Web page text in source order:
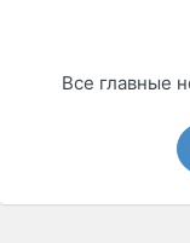
Все главные